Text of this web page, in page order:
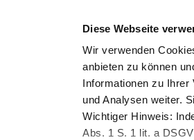
Diese Webseite
Wir verwenden
anbieten zu können
Informationen zu Ihrer
und Analysen weiter.
Wichtiger Hinweis:
Abs. 1 S. 1 lit. a